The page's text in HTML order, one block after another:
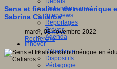
Faits marquants
Interviews
Reportages
Brèves
Agenda
Innover
Didactique
Dispositifs
Pédagogie
Sens et finalités du numérique
Sabrina Caliaros
mardi, 08 novembre 2022
Recherche